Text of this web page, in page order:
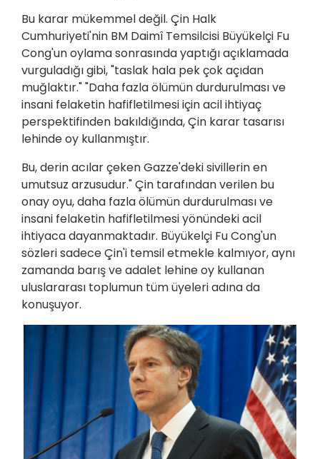
Bu karar mükemmel değil. Çin Halk
Cumhuriyeti'nin BM Daimî Temsilcisi Büyükelçi Fu
Cong'un oylama sonrasında yaptığı açıklamada
vurguladığı gibi, "taslak hala pek çok açıdan
muğlaktır." "Daha fazla ölümün durdurulması ve
insani felaketin hafifletilmesi için acil ihtiyaç
perspektifinden bakıldığında, Çin karar tasarısı
lehinde oy kullanmıştır.
Bu, derin acılar çeken Gazze'deki sivillerin en
umutsuz arzusudur." Çin tarafından verilen bu
onay oyu, daha fazla ölümün durdurulması ve
insani felaketin hafifletilmesi yönündeki acil
ihtiyaca dayanmaktadır. Büyükelçi Fu Cong'un
sözleri sadece Çin'i temsil etmekle kalmıyor, aynı
zamanda barış ve adalet lehine oy kullanan
uluslararası toplumun tüm üyeleri adına da
konuşuyor.